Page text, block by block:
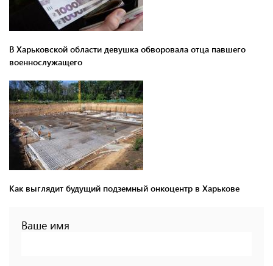
В Харьковской области девушка обворовала отца павшего
военнослужащего
Как выглядит будущий подземный онкоцентр в Харькове
Ваше имя